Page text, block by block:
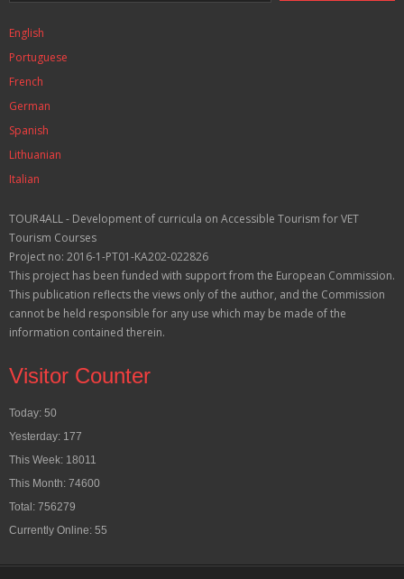
English
Portuguese
French
German
Spanish
Lithuanian
Italian
TOUR4ALL - Development of curricula on Accessible Tourism for VET
Tourism Courses
Project no: 2016-1-PT01-KA202-022826
This project has been funded with support from the European Commission.
This publication reflects the views only of the author, and the Commission
cannot be held responsible for any use which may be made of the
information contained therein.
Visitor Counter
Today: 50
Yesterday: 177
This Week: 18011
This Month: 74600
Total: 756279
Currently Online: 55